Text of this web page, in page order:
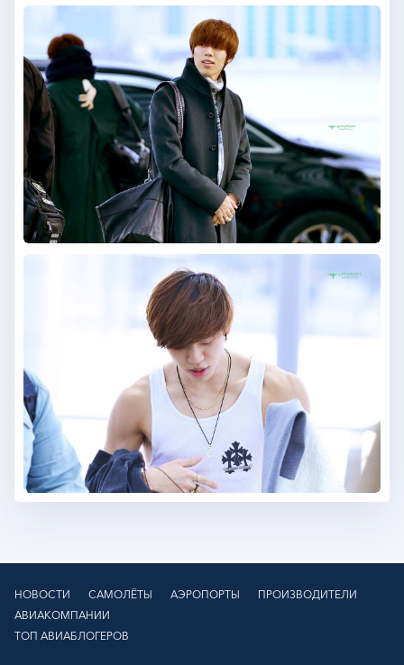
НОВОСТИ САМОЛЁТЫ АЭРОПОРТЫ
ПРОИЗВОДИТЕЛИ
АВИАКОМПАНИИ
ТОП АВИАБЛОГЕРОВ